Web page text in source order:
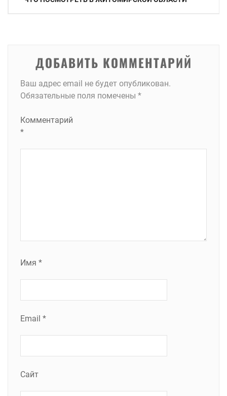
ДОБАВИТЬ КОММЕНТАРИЙ
Ваш адрес email не будет опубликован.
Обязательные поля помечены *
Комментарий
*
Имя *
Email *
Сайт